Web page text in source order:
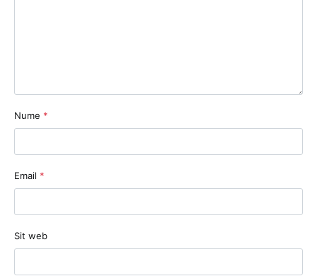
Nume *
Email *
Sit web